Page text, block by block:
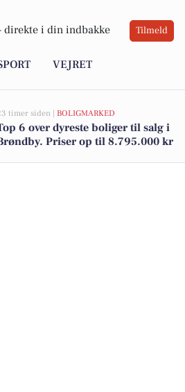
direkte i din indbakke Tilmeld
VEJRET
timer siden | BOLIGMARKED
6 over dyreste boliger til salg i
Priser op til 8.795.000 kr